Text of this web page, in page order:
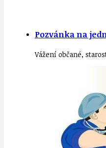
Pozvánka na
Vážení občané,